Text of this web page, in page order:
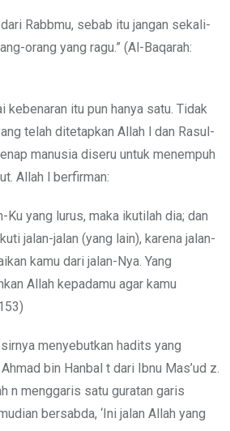
Rabbmu, sebab itu jangan sekali-
orang yang ragu.” (Al-Baqarah:
kebenaran itu pun hanya satu. Tidak
telah ditetapkan Allah l dan Rasul-
manusia diseru untuk menempuh
Allah l berfirman:
Ku yang lurus, maka ikutilah dia; dan
jalan-jalan (yang lain), karena jalan-
kamu dari jalan-Nya. Yang
Allah kepadamu agar kamu
menyebutkan hadits yang
bin Hanbal t dari Ibnu Mas’ud z.
n menggaris satu guratan garis
bersabda, ‘Ini jalan Allah yang